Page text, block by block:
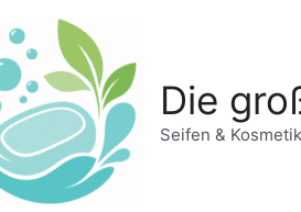
Die
Seifen & Kosmetik